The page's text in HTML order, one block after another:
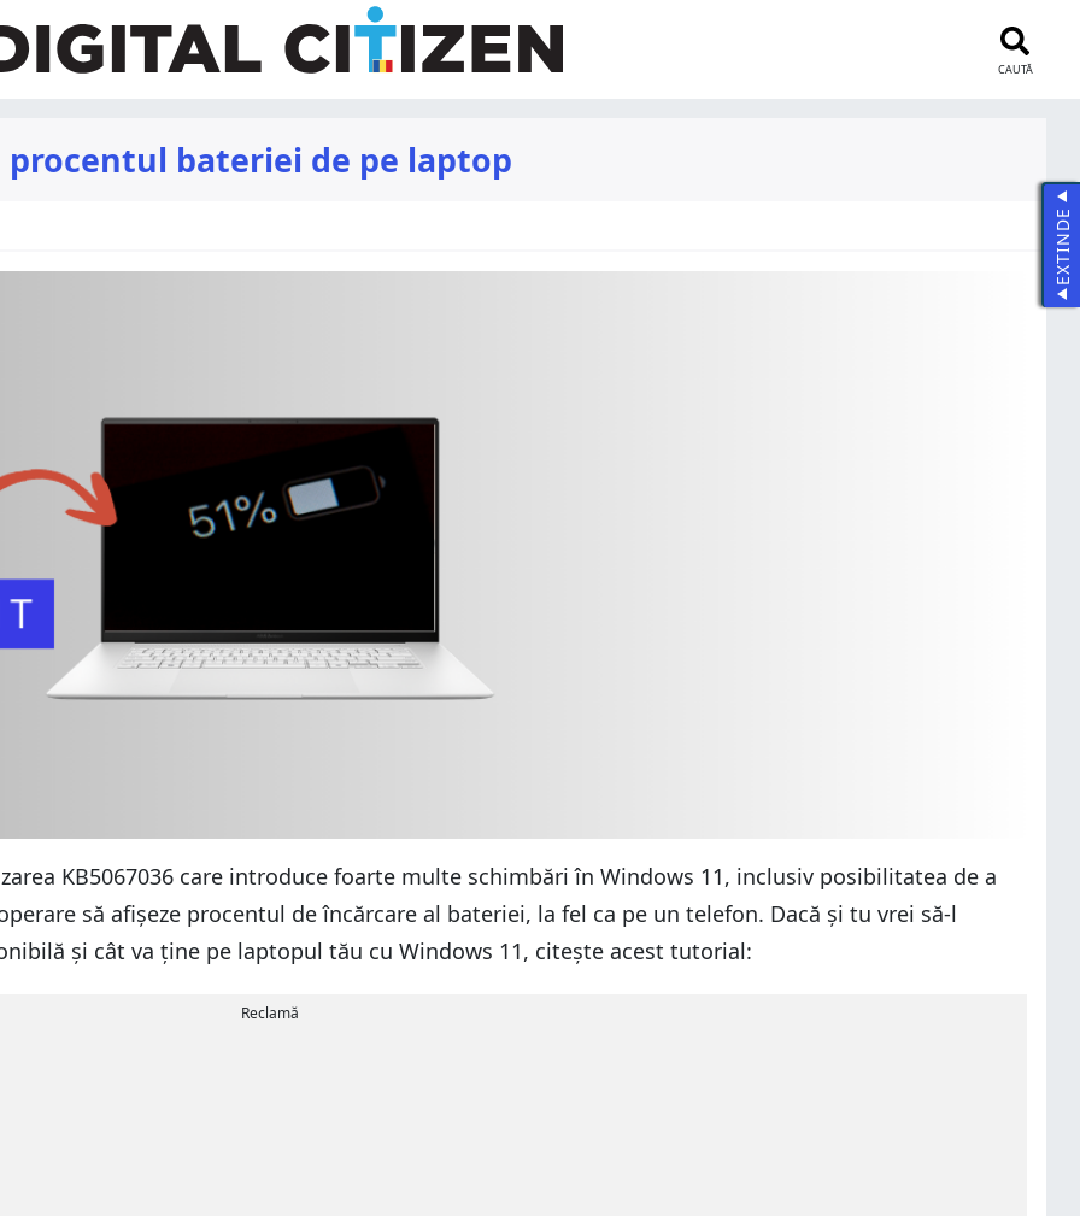
CAUTĂ
procentul bateriei de pe laptop
KB5067036 care introduce foarte multe schimbări în Windows 11, inclusiv posibilitatea de a
să afișeze procentul de încărcare al bateriei, la fel ca pe un telefon. Dacă și tu vrei să-l
și cât va ține pe laptopul tău cu Windows 11, citește acest tutorial:
Reclamă
EXTINDE